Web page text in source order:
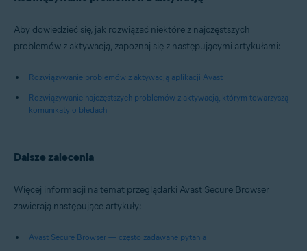
Aby dowiedzieć się, jak rozwiązać niektóre z najczęstszych
problemów z aktywacją, zapoznaj się z następującymi artykułami:
Rozwiązywanie problemów z aktywacją aplikacji Avast
Rozwiązywanie najczęstszych problemów z aktywacją, którym towarzyszą
komunikaty o błędach
Dalsze zalecenia
Więcej informacji na temat przeglądarki Avast Secure Browser
zawierają następujące artykuły:
Avast Secure Browser — często zadawane pytania